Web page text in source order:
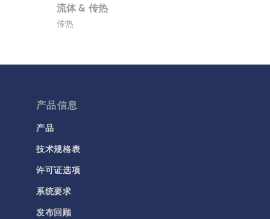
流体 & 传热
传热
多孔介质流动
流体流动颗粒跟踪
电磁学
RF 与微波工程
低频电磁学
半导体器件
产品信息
产品
技术规格表
许可证选项
系统要求
发布回顾